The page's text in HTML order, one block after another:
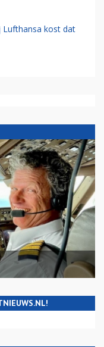
Lufthansa kost dat